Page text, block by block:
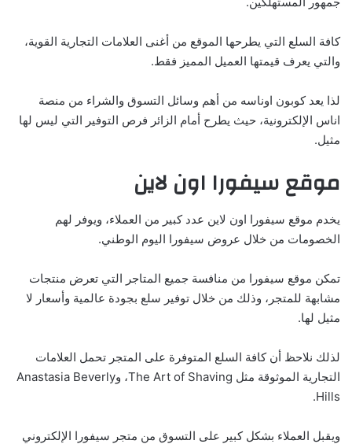
كافة السلع التي يطرحها الموقع من أغنى العلامات التجارية القوية،
والتي يعرف قيمتها العميل المميز فقط.
لذا يعد كوبون اوناسه من أهم وسائل التسوق والشراء من منصة
اناس الإلكترونية، حيث يطرح أمام الزائر فرص التوفير التي ليس لها
مثيل.
موقع سيفورا اون لاين
يخدم موقع سيفورا اون لاين عدد كبير من العملاء، ويوفر لهم
الخصومات من خلال عروض سيفورا اليوم الوطني.
تمكن موقع سيفورا من منافسة جميع المتاجر التي تعرض منتجات
مشابهة للمتجر، وذلك من خلال توفير سلع بجودة عالمية وأسعار لا
مثيل لها.
لذلك نلاحظ أن كافة السلع المتوفرة على المتجر تحمل العلامات
التجارية الموثوقة مثل The Art of Shaving، وAnastasia Beverly
Hills.
ويقبل العملاء بشكل كبير على التسوق من متجر سيفورا الإلكتروني